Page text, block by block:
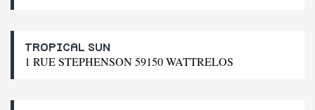
TROPICAL SUN
1 RUE STEPHENSON 59150 WATTRELOS